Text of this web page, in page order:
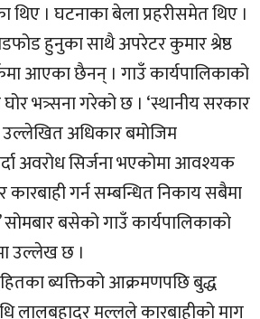
थिए । घटनाका बेला प्रहरीसमेत थिए ।
हुनुका साथै अपरेटर कुमार श्रेष्ठ
आएका छैनन् । गाउँ कार्यपालिकाको
भत्र्सना गरेको छ । ‘स्थानीय सरकार
अधिकार बमोजिम
अवरोध सिर्जना भएकोमा आवश्यक
कारबाही गर्न सम्बन्धित निकाय सबैमा
सोमबार बसेको गाउँ कार्यपालिकाको
उल्लेख छ ।
ब्यक्तिको आक्रमणपछि बुद्ध
लालबहादुर मल्लले कारबाहीको माग